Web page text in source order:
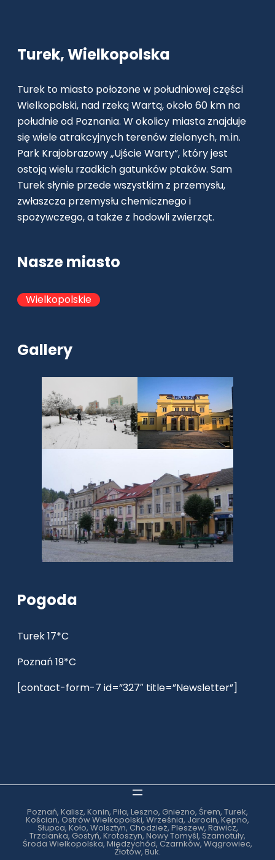
Turek, Wielkopolska
Turek to miasto położone w południowej części
Wielkopolski, nad rzeką Wartą, około 60 km na
południe od Poznania. W okolicy miasta znajduje
się wiele atrakcyjnych terenów zielonych, m.in.
Park Krajobrazowy „Ujście Warty”, który jest
ostoją wielu rzadkich gatunków ptaków. Sam
Turek słynie przede wszystkim z przemysłu,
zwłaszcza przemysłu chemicznego i
spożywczego, a także z hodowli zwierząt.
Nasze miasto
Wielkopolskie
Gallery
Pogoda
Turek 17*C
Poznań 19*C
[contact-form-7 id=”327″ title=”Newsletter”]
Poznań, Kalisz, Konin, Piła, Leszno, Gniezno, Śrem, Turek,
Kościan, Ostrów Wielkopolski, Września, Jarocin, Kępno,
Słupca, Koło, Wolsztyn, Chodzież, Pleszew, Rawicz,
Trzcianka, Gostyń, Krotoszyn, Nowy Tomyśl, Szamotuły,
Środa Wielkopolska, Międzychód, Czarnków, Wągrowiec,
Złotów, Buk.